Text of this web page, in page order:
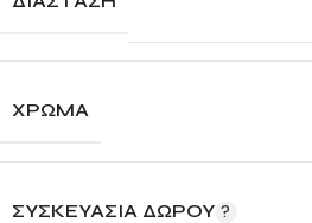
ΧΡΏΜΑ
ΣΥΣΚΕΥΑΣΊΑ ΔΏΡΟΥ